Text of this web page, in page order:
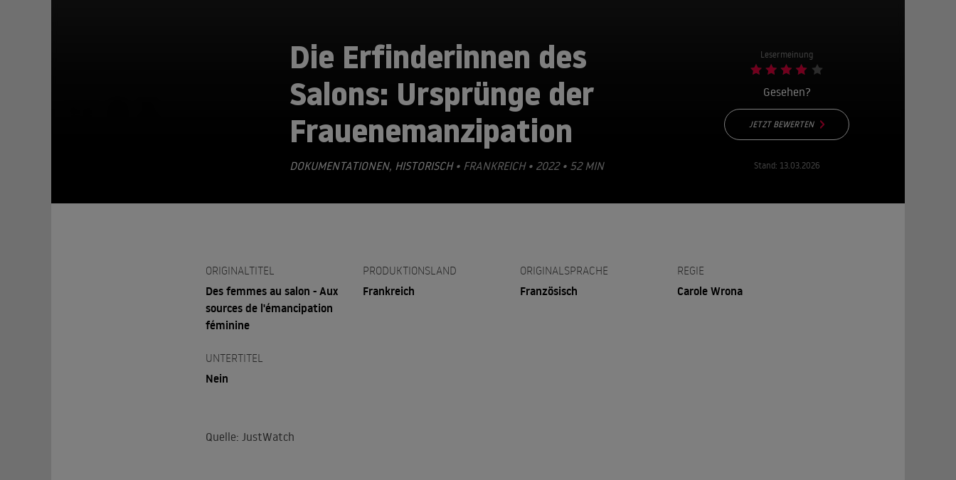
Die Erfinderinnen des
Salons: Ursprünge der
Frauenemanzipation
DOKUMENTATIONEN, HISTORISCH• FRANKREICH • 2022 • 52 MIN
Lesermeinung
Gesehen?
JETZT BEWERTEN
Stand: 13.03.2026
ORIGINALTITEL
Des femmes au salon - Aux
sources de l'émancipation
féminine
PRODUKTIONSLAND
Frankreich
ORIGINALSPRACHE
Französisch
REGIE
Carole Wrona
UNTERTITEL
Nein
Quelle: JustWatch